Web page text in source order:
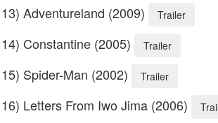
Adventureland (2009) Trailer
Constantine (2005) Trailer
Spider-Man (2002) Trailer
Letters From Iwo Jima (2006)